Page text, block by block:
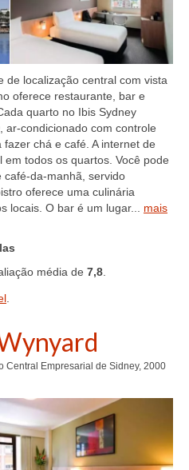
de localização central com vista
oferece restaurante, bar e
quarto no Ibis Sydney
ar-condicionado com controle
chá e café. A internet de
todos os quartos. Você pode
café-da-manhã, servido
oferece uma culinária
locais. O bar é um lugar... mais
média de 7,8.
.
Central Empresarial de Sidney, 2000